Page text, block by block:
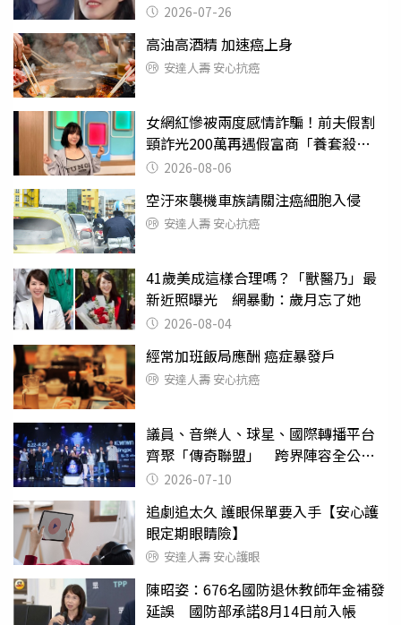
2026-07-26
高油高酒精 加速癌上身
安達人壽 安心抗癌
女網紅慘被兩度感情詐騙！前夫假割
頸詐光200萬再遇假富商「養套殺
2000萬」
2026-08-06
空汙來襲機車族請關注癌細胞入侵
安達人壽 安心抗癌
41歲美成這樣合理嗎？「獸醫乃」最
新近照曝光 網暴動：歲月忘了她
2026-08-04
經常加班飯局應酬 癌症暴發戶
安達人壽 安心抗癌
議員、音樂人、球星、國際轉播平台
齊聚「傳奇聯盟」 跨界陣容全公
開 劍指亞洲新傳奇聯賽
2026-07-10
追劇追太久 護眼保單要入手【安心護
眼定期眼睛險】
安達人壽 安心護眼
陳昭姿：676名國防退休教師年金補發
延誤 國防部承諾8月14日前入帳